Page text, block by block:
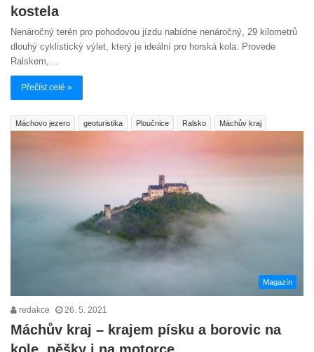
kostela
Nenáročný terén pro pohodovou jízdu nabídne nenáročný, 29 kilometrů
dlouhý cyklistický výlet, který je ideální pro horská kola. Provede
Ralskem,…
Přečíst celé »
Máchovo jezero geoturistika Ploučnice Ralsko Máchův kraj
Magazín
redakce 26. 5. 2021
Máchův kraj – krajem písku a borovic na